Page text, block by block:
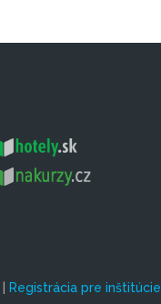
| Registrácia pre inštitúcie